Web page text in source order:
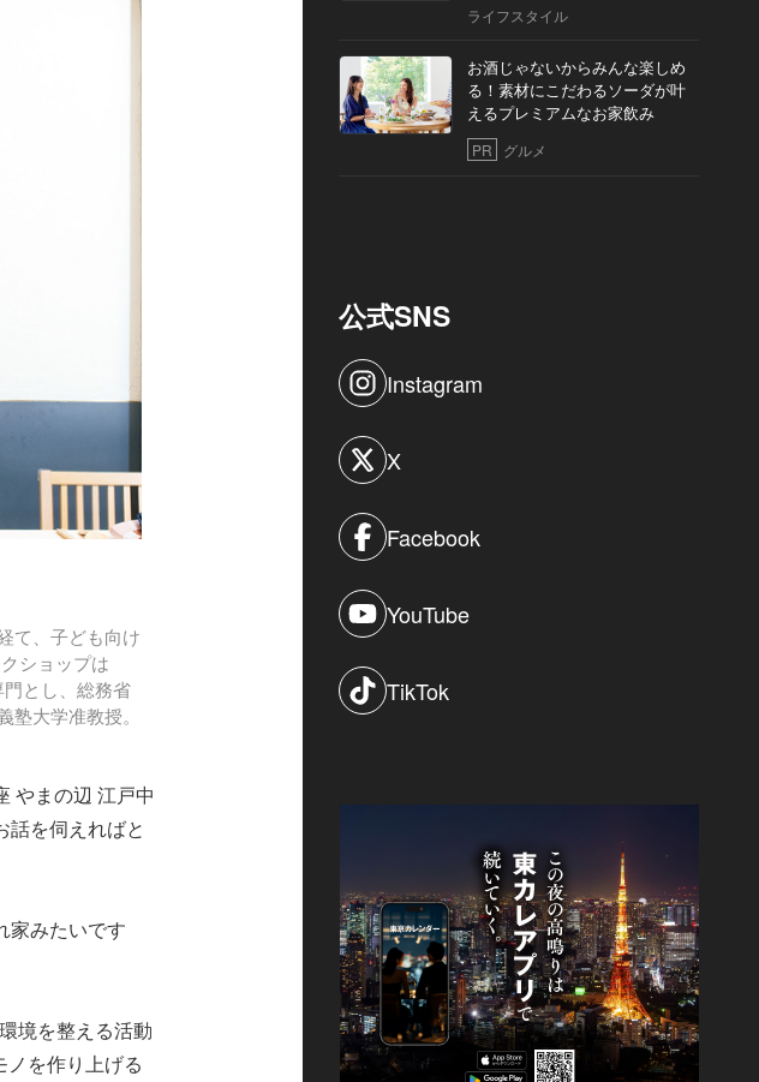
て、子ども向け
ショップは
とし、総務省
塾大学准教授。
やまの辺 江戸中
話を伺えればと
家みたいです
境を整える活動
を作り上げる
ライフスタイル
お酒じゃないからみんな楽しめ
る！素材にこだわるソーダが叶
えるプレミアムなお家飲み
PR グルメ
公式SNS
Instagram
X
Facebook
YouTube
TikTok